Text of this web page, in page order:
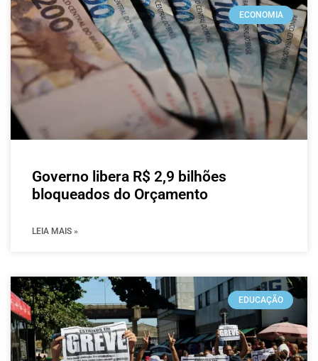
ECONOMIA
Governo libera R$ 2,9 bilhões
bloqueados do Orçamento
LEIA MAIS »
EDUCAÇÃO